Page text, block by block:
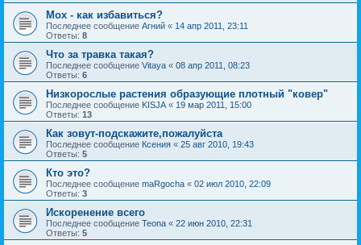
Мох - как избавиться?
Последнее сообщение Агний « 14 апр 2011, 23:11
Ответы: 8
Что за травка такая?
Последнее сообщение Vitaya « 08 апр 2011, 08:23
Ответы: 6
Низкорослые растения образующие плотный "ковер"
Последнее сообщение KISJA « 19 мар 2011, 15:00
Ответы: 13
Как зовут-подскажите,пожалуйста
Последнее сообщение Ксения « 25 авг 2010, 19:43
Ответы: 5
Кто это?
Последнее сообщение maRgocha « 02 июл 2010, 22:09
Ответы: 3
Искоренение всего
Последнее сообщение Teona « 22 июн 2010, 22:31
Ответы: 5